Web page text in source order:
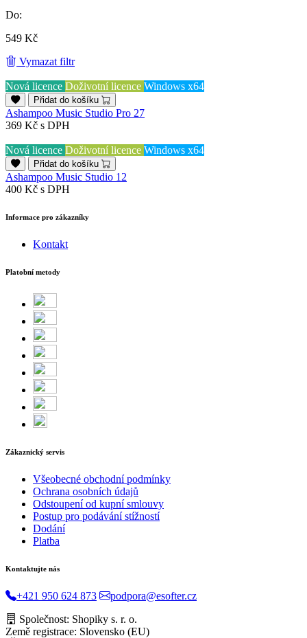
Do:
549 Kč
Vymazat filtr
Nová licence Doživotní licence Windows x64
Přidat do košíku
Ashampoo Music Studio Pro 27
369 Kč s DPH
Nová licence Doživotní licence Windows x64
Přidat do košíku
Ashampoo Music Studio 12
400 Kč s DPH
Informace pro zákazníky
Kontakt
Platobní metody
Zákaznický servis
Všeobecné obchodní podmínky
Ochrana osobních údajů
Odstoupení od kupní smlouvy
Postup pro podávání stížností
Dodání
Platba
Kontaktujte nás
+421 950 624 873
podpora@esofter.cz
Společnost: Shopiky s. r. o.
Země registrace: Slovensko (EU)